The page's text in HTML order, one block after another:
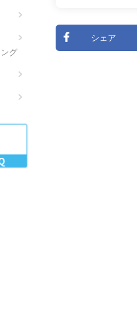
グ
シェア